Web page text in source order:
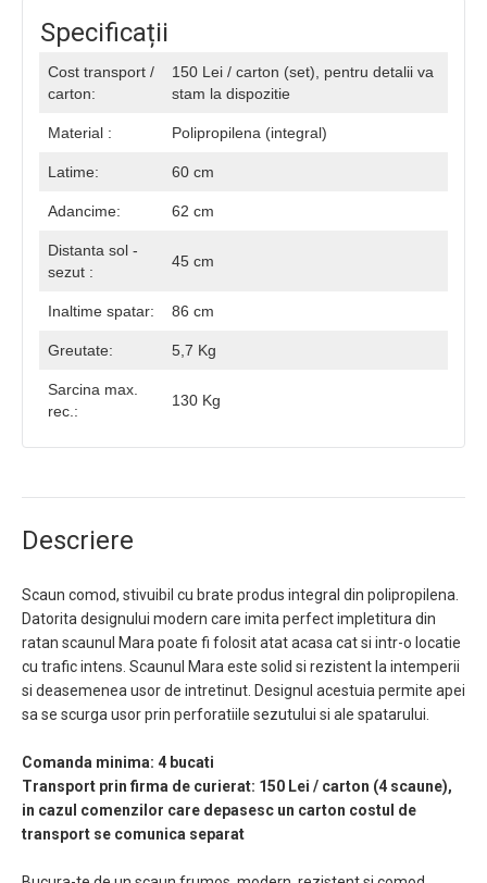
Specificații
Cost transport /
carton:
150 Lei / carton (set), pentru detalii va
stam la dispozitie
Material : Polipropilena (integral)
Latime: 60 cm
Adancime: 62 cm
Distanta sol -
sezut :
45 cm
Inaltime spatar: 86 cm
Greutate: 5,7 Kg
Sarcina max.
rec.:
130 Kg
Descriere
Scaun comod, stivuibil cu brate produs integral din polipropilena.
Datorita designului modern care imita perfect impletitura din
ratan scaunul Mara poate fi folosit atat acasa cat si intr-o locatie
cu trafic intens. Scaunul Mara este solid si rezistent la intemperii
si deasemenea usor de intretinut. Designul acestuia permite apei
sa se scurga usor prin perforatiile sezutului si ale spatarului.
Comanda minima: 4 bucati
Transport prin firma de curierat: 150 Lei / carton (4 scaune),
in cazul comenzilor care depasesc un carton costul de
transport se comunica separat